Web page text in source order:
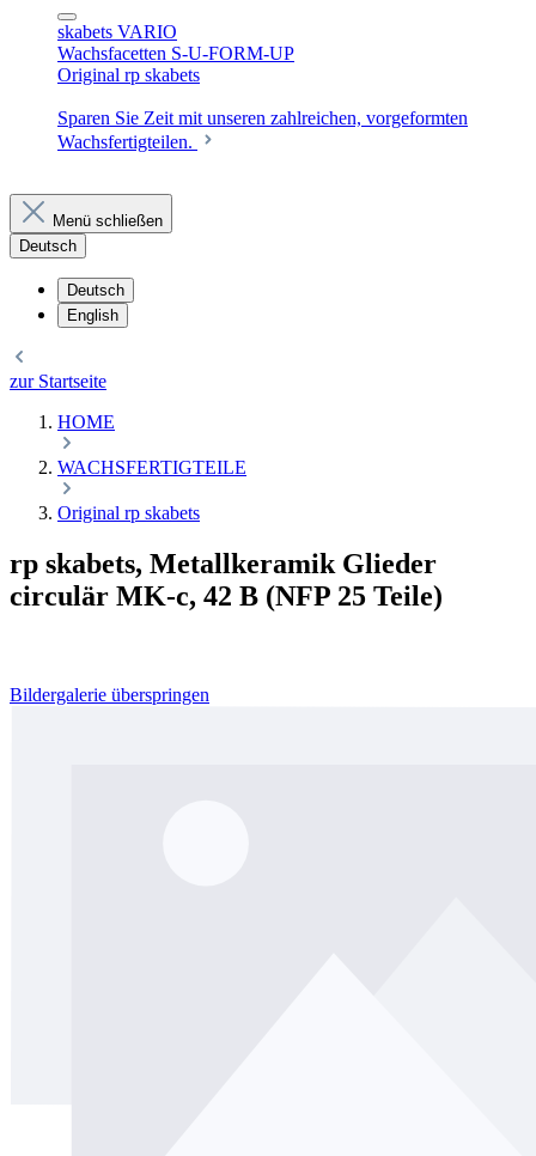
skabets VARIO
Wachsfacetten S-U-FORM-UP
Original rp skabets
Sparen Sie Zeit mit unseren zahlreichen, vorgeformten
Wachsfertigteilen.
Menü schließen
Deutsch
Deutsch
English
zur Startseite
HOME
WACHSFERTIGTEILE
Original rp skabets
rp skabets, Metallkeramik Glieder
circulär MK-c, 42 B (NFP 25 Teile)
Bildergalerie überspringen